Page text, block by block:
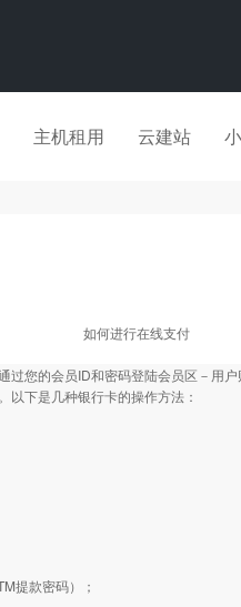
主机租用 云建站
如何进行在线支付
过您的会员ID和密码登陆会员区－用
以下是几种银行卡的操作方法：
提款密码）；